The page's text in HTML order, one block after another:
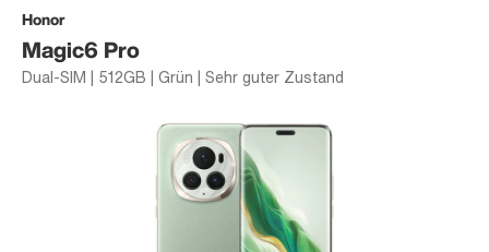
Honor
Magic6 Pro
Dual-SIM | 512GB | Grün | Sehr guter Zustand